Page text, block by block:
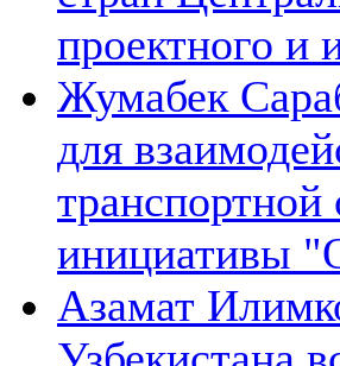
проектного и
Жумабек
для
транспортной
инициативы
Азамат